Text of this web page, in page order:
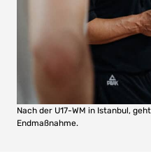
Nach der U17-WM in Istanbul,
Endmaßnahme.